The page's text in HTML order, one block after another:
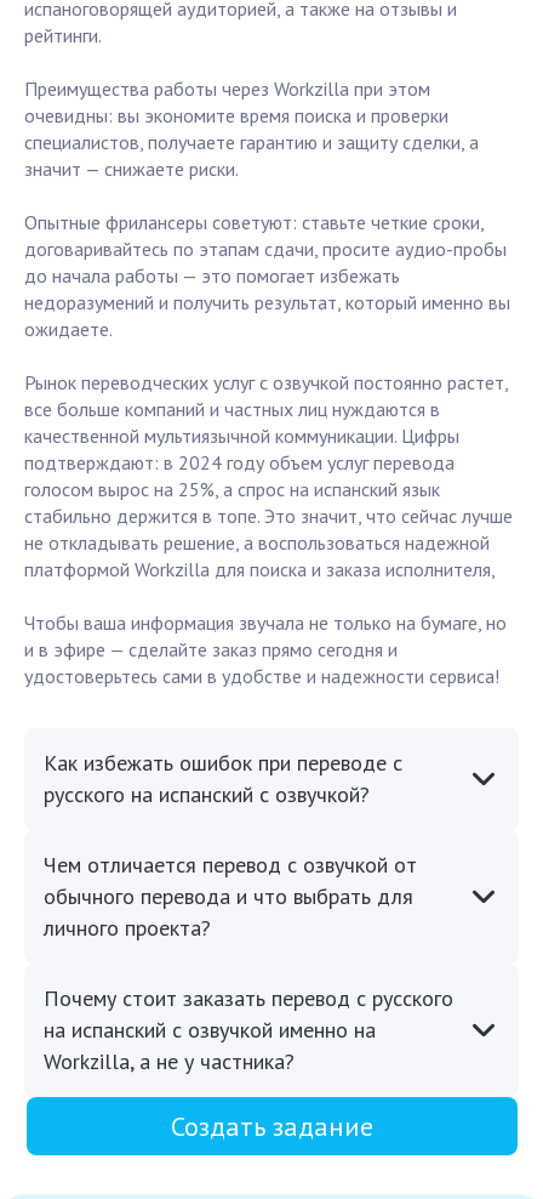
испаноговорящей аудиторией, а также на отзывы и
рейтинги.
Преимущества работы через Workzilla при этом
очевидны: вы экономите время поиска и проверки
специалистов, получаете гарантию и защиту сделки, а
значит — снижаете риски.
Опытные фрилансеры советуют: ставьте четкие сроки,
договаривайтесь по этапам сдачи, просите аудио-пробы
до начала работы — это помогает избежать
недоразумений и получить результат, который именно вы
ожидаете.
Рынок переводческих услуг с озвучкой постоянно растет,
все больше компаний и частных лиц нуждаются в
качественной мультиязычной коммуникации. Цифры
подтверждают: в 2024 году объем услуг перевода
голосом вырос на 25%, а спрос на испанский язык
стабильно держится в топе. Это значит, что сейчас лучше
не откладывать решение, а воспользоваться надежной
платформой Workzilla для поиска и заказа исполнителя,
Чтобы ваша информация звучала не только на бумаге, но
и в эфире — сделайте заказ прямо сегодня и
удостоверьтесь сами в удобстве и надежности сервиса!
Как избежать ошибок при переводе с
русского на испанский с озвучкой?
Чем отличается перевод с озвучкой от
обычного перевода и что выбрать для
личного проекта?
Почему стоит заказать перевод с русского
на испанский с озвучкой именно на
Workzilla, а не у частника?
Создать задание